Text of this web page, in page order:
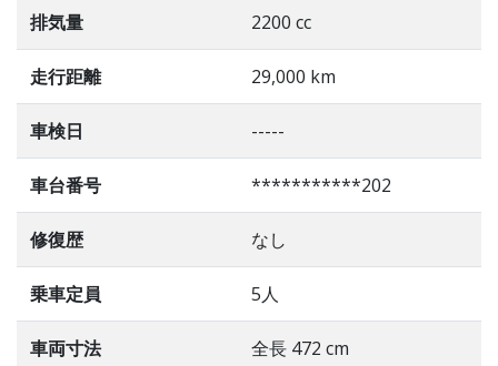
排気量 2200 cc
走行距離 29,000 km
車検日 -----
車台番号 ***********202
修復歴 なし
乗車定員 5人
車両寸法
全長 472 cm